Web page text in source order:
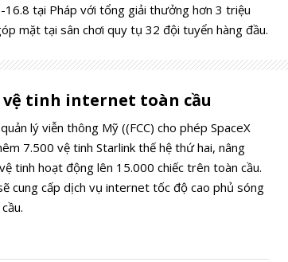
tại Pháp với tổng giải thưởng hơn 3 triệu
mặt tại sân chơi quy tụ 32 đội tuyển hàng đầu.
vệ tinh internet toàn cầu
lý viễn thông Mỹ ((FCC) cho phép SpaceX
7.500 vệ tinh Starlink thế hệ thứ hai, nâng
tinh hoạt động lên 15.000 chiếc trên toàn cầu.
cung cấp dịch vụ internet tốc độ cao phủ sóng